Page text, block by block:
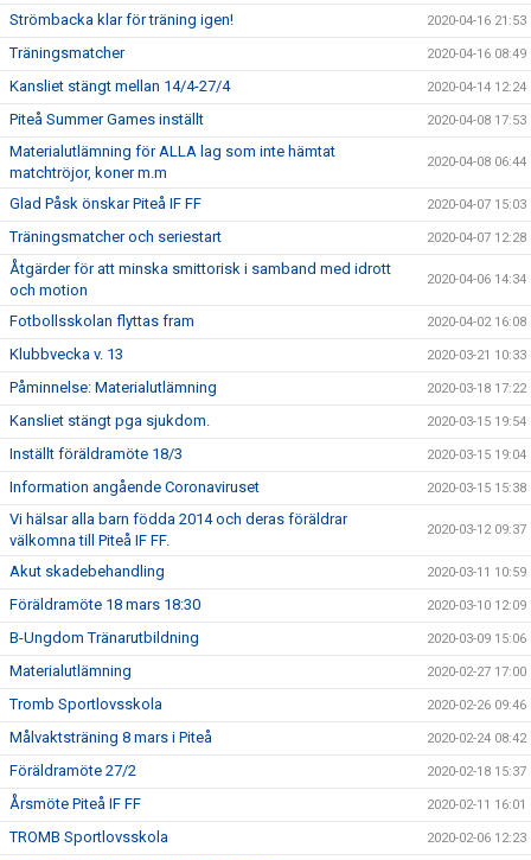
Strömbacka klar för träning igen! 2020-04-16 21:53
Träningsmatcher 2020-04-16 08:49
Kansliet stängt mellan 14/4-27/4 2020-04-14 12:24
Piteå Summer Games inställt 2020-04-08 17:53
Materialutlämning för ALLA lag som inte hämtat
matchtröjor, koner m.m
2020-04-08 06:44
Glad Påsk önskar Piteå IF FF 2020-04-07 15:03
Träningsmatcher och seriestart 2020-04-07 12:28
Åtgärder för att minska smittorisk i samband med idrott
och motion
2020-04-06 14:34
Fotbollsskolan flyttas fram 2020-04-02 16:08
Klubbvecka v. 13 2020-03-21 10:33
Påminnelse: Materialutlämning 2020-03-18 17:22
Kansliet stängt pga sjukdom. 2020-03-15 19:54
Inställt föräldramöte 18/3 2020-03-15 19:04
Information angående Coronaviruset 2020-03-15 15:38
Vi hälsar alla barn födda 2014 och deras föräldrar
välkomna till Piteå IF FF.
2020-03-12 09:37
Akut skadebehandling 2020-03-11 10:59
Föräldramöte 18 mars 18:30 2020-03-10 12:09
B-Ungdom Tränarutbildning 2020-03-09 15:06
Materialutlämning 2020-02-27 17:00
Tromb Sportlovsskola 2020-02-26 09:46
Målvaktsträning 8 mars i Piteå 2020-02-24 08:42
Föräldramöte 27/2 2020-02-18 15:37
Årsmöte Piteå IF FF 2020-02-11 16:01
TROMB Sportlovsskola 2020-02-06 12:23